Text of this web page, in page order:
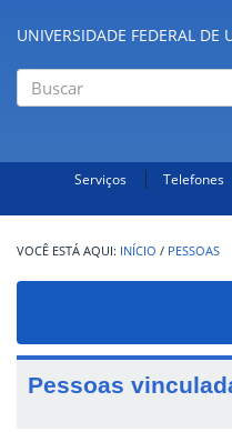
UNIVERSIDADE FEDERAL DE
Serviços Telefones
INÍCIO / PESSOAS
Pessoas